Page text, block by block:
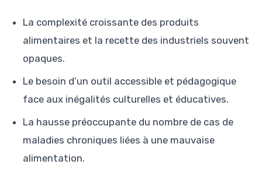
La complexité croissante des produits
alimentaires et la recette des industriels souvent
opaques.
Le besoin d’un outil accessible et pédagogique
face aux inégalités culturelles et éducatives.
La hausse préoccupante du nombre de cas de
maladies chroniques liées à une mauvaise
alimentation.